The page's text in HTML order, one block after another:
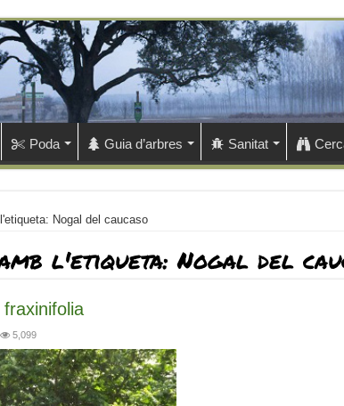
Poda Guia d’arbres Sanitat
Nogal del caucaso
l'etiqueta:Nogal del
5,099